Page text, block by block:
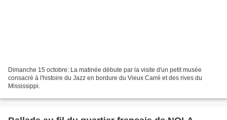
Dimanche 15 octobre: La matinée débute par la visite d'un petit musée
consacré à l'histoire du Jazz en bordure du Vieux Carré et des rives du
Mississippi.